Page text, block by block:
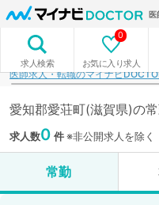
医
求人検索 お気に入り求人
0
医師求人・転職のマイナビ
愛知郡愛荘町(滋賀県)の
求人数0 件※非公開求人を除く
常勤